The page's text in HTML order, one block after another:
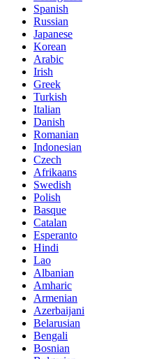
Spanish
Russian
Japanese
Korean
Arabic
Irish
Greek
Turkish
Italian
Danish
Romanian
Indonesian
Czech
Afrikaans
Swedish
Polish
Basque
Catalan
Esperanto
Hindi
Lao
Albanian
Amharic
Armenian
Azerbaijani
Belarusian
Bengali
Bosnian